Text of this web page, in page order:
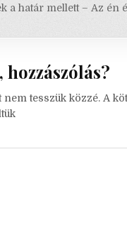
a határ mellett – Az én
hozzászólás?
tesszük közzé. A